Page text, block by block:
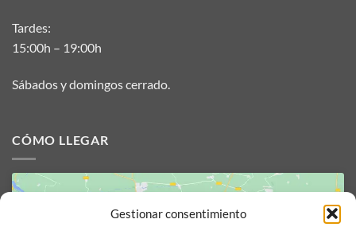
Gestionar consentimiento
Tardes:
15:00h – 19:00h
Sábados y domingos cerrado.
CÓMO LLEGAR